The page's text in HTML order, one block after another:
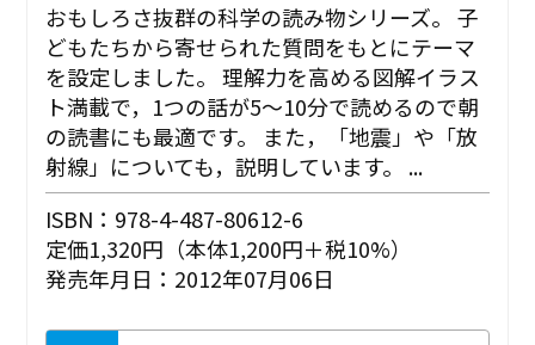
おもしろさ抜群の科学の読み物シリーズ。 子
どもたちから寄せられた質問をもとにテーマ
を設定しました。 理解力を高める図解イラス
ト満載で，1つの話が5～10分で読めるので朝
の読書にも最適です。 また，「地震」や「放
射線」についても，説明しています。 ...
ISBN：978-4-487-80612-6
定価1,320円（本体1,200円＋税10%）
発売年月日：2012年07月06日